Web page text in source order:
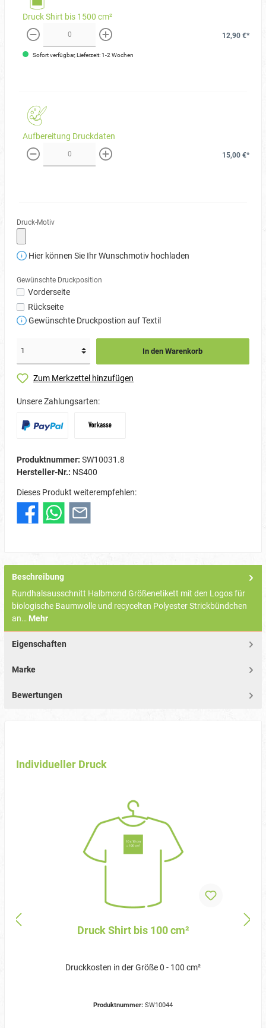
Druck Shirt bis 1500 cm²
weniger mehr
12,90 €*
Sofort verfügbar, Lieferzeit: 1-2 Wochen
Aufbereitung Druckdaten
weniger mehr
15,00 €*
Druck-Motiv
Hier können Sie Ihr Wunschmotiv hochladen
Gewünschte Druckposition
Vorderseite
Rückseite
Gewünschte Druckpostion auf Textil
In den Warenkorb
Zum Merkzettel hinzufügen
Unsere Zahlungsarten:
Produktnummer: SW10031.8
Hersteller-Nr.: NS400
Dieses Produkt weiterempfehlen:
Beschreibung
Rundhalsausschnitt Halbmond Größenetikett mit den Logos für
biologische Baumwolle und recycelten Polyester Strickbündchen
an… Mehr
Eigenschaften
Marke
Bewertungen
Individueller Druck
Druck Shirt bis 100 cm²
Druckkosten in der Größe 0 - 100 cm²
Produktnummer: SW10044